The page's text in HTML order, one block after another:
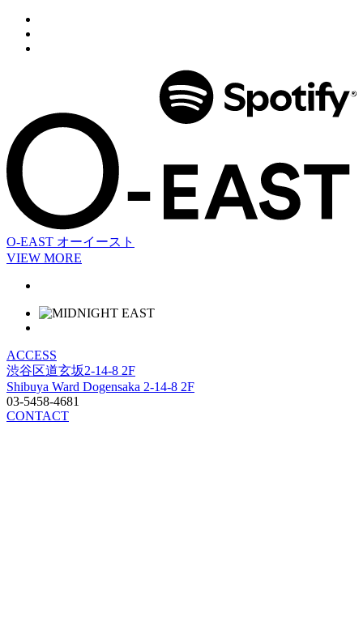
O-EAST オーイースト
VIEW MORE
ACCESS
渋谷区道玄坂2-14-8 2F
Shibuya Ward Dogensaka 2-14-8 2F
03-5458-4681
CONTACT